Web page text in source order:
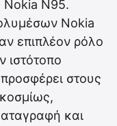
Nokia N95.
Nokia
επιπλέον ρόλο
στους
και